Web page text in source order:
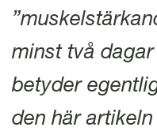
minst två
betyder
den här